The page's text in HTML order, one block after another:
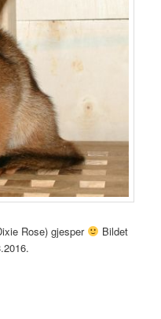
Rose) gjesper
Bildet